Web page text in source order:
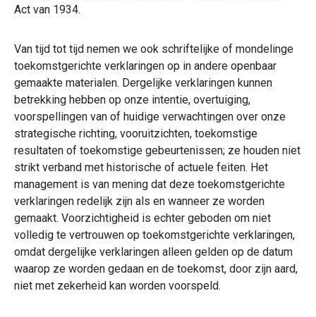
Act van 1934.
Van tijd tot tijd nemen we ook schriftelijke of mondelinge
toekomstgerichte verklaringen op in andere openbaar
gemaakte materialen. Dergelijke verklaringen kunnen
betrekking hebben op onze intentie, overtuiging,
voorspellingen van of huidige verwachtingen over onze
strategische richting, vooruitzichten, toekomstige
resultaten of toekomstige gebeurtenissen; ze houden niet
strikt verband met historische of actuele feiten. Het
management is van mening dat deze toekomstgerichte
verklaringen redelijk zijn als en wanneer ze worden
gemaakt. Voorzichtigheid is echter geboden om niet
volledig te vertrouwen op toekomstgerichte verklaringen,
omdat dergelijke verklaringen alleen gelden op de datum
waarop ze worden gedaan en de toekomst, door zijn aard,
niet met zekerheid kan worden voorspeld.